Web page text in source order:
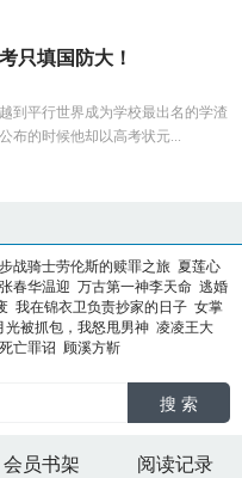
只填国防大！
到平行世界成为学校最出名的学渣
布的时候他却以高考状元...
步战骑士劳伦斯的赎罪之旅 夏莲心
张春华温迎 万古第一神李天命 逃婚
我在锦衣卫负责抄家的日子 女掌
光被抓包，我怒甩男神 凌凌王大
死亡罪诏 顾溪方靳
搜 索
会员书架 阅读记录